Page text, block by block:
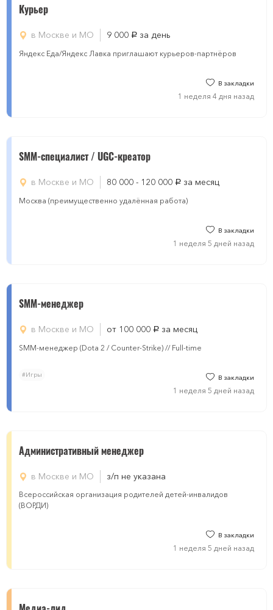
Курьер
в Москве и МО 9 000 руб. за день
Яндекс Еда/Яндекс Лавка приглашают курьеров-партнёров
В закладки
1 неделя 4 дня назад
SMM-специалист / UGC-креатор
в Москве и МО 80 000 - 120 000 руб. за месяц
Москва (преимущественно удалённая работа)
В закладки
1 неделя 5 дней назад
SMM-менеджер
в Москве и МО от 100 000 руб. за месяц
SMM-менеджер (Dota 2 / Counter-Strike) // Full-time
#Игры В закладки
1 неделя 5 дней назад
Административный менеджер
в Москве и МО з/п не указана
Всероссийская организация родителей детей-инвалидов
(ВОРДИ)
В закладки
1 неделя 5 дней назад